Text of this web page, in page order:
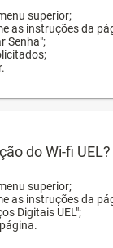
superior;
as instruções da
Senha";
do Wi-fi UEL?
superior;
as instruções da
Digitais UEL";